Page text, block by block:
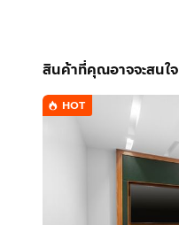
คุณ
Regus – ออฟฟิศส่วน
• เข้าใช้เครือข่ายทั่
• ทีมต้อนรับและทีมส
• เทคโนโลยีและ
• เครื่องพิมพ์และกา
• บริการทำความสะ
สินค้าที่คุณอาจจะสนใ
HOT